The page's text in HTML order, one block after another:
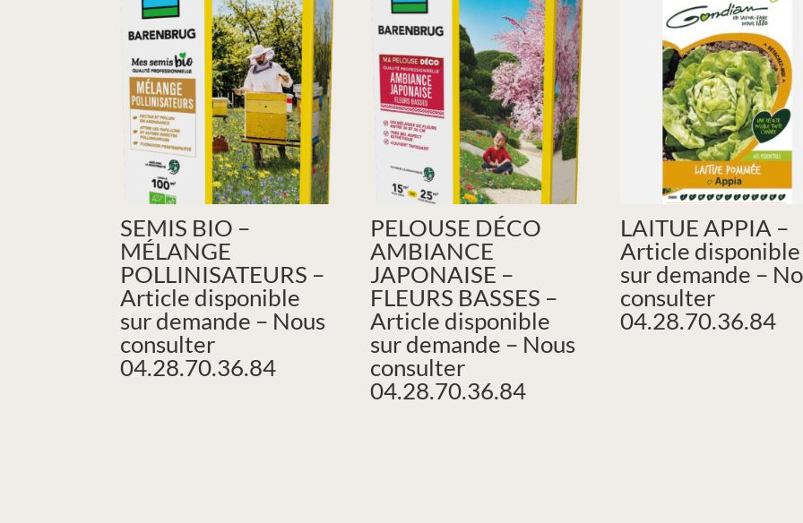
SEMIS BIO –
MÉLANGE
POLLINISATEURS –
Article disponible
sur demande – Nous
consulter
04.28.70.36.84
PELOUSE DÉCO
AMBIANCE
JAPONAISE –
FLEURS BASSES –
Article disponible
sur demande – Nous
consulter
04.28.70.36.84
LAITUE APPIA –
Article disponible
sur demande –
consulter
04.28.70.36.84